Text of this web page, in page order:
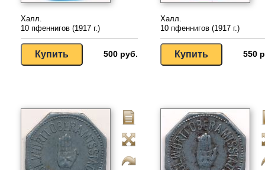
Халл.
10 пфеннигов (1917 г.)
500 руб.
Халл.
10 пфеннигов (1917 г.)
550